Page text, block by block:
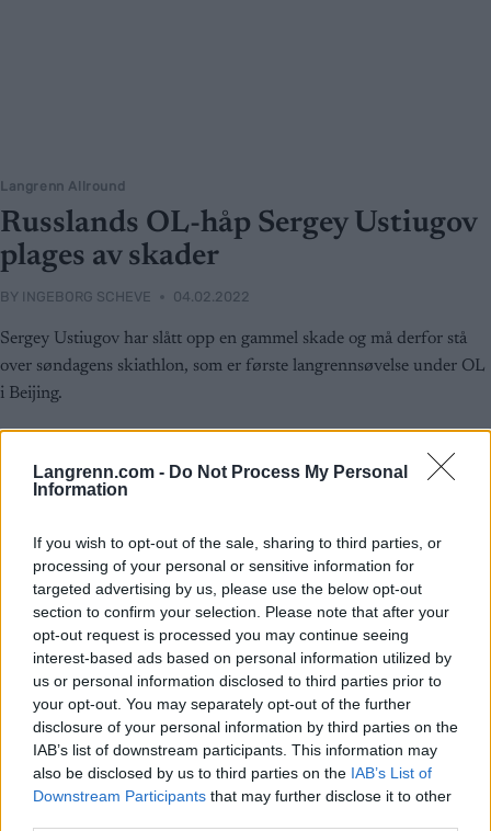
Langrenn.com - Do Not Process My Personal
Information
If you wish to opt-out of the sale, sharing to third parties, or
processing of your personal or sensitive information for
targeted advertising by us, please use the below opt-out
section to confirm your selection. Please note that after your
opt-out request is processed you may continue seeing
interest-based ads based on personal information utilized by
us or personal information disclosed to third parties prior to
your opt-out. You may separately opt-out of the further
disclosure of your personal information by third parties on the
IAB’s list of downstream participants. This information may
also be disclosed by us to third parties on the IAB’s List of
Downstream Participants that may further disclose it to other
Langrenn Allround
Russlands OL-håp Sergey Ustiugov
plages av skader
BY INGEBORG SCHEVE 04.02.2022
Sergey Ustiugov har slått opp en gammel skade og må derfor stå
over søndagens skiathlon, som er første langrennsøvelse under OL
i Beijing.